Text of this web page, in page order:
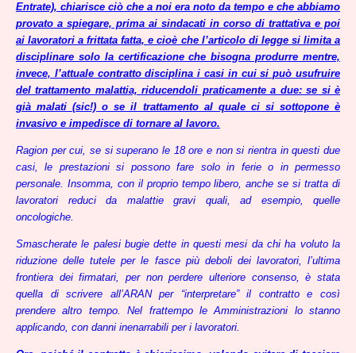
Entrate), chiarisce ciò che a noi era noto da tempo e che abbiamo
provato a spiegare, prima ai sindacati in corso di trattativa e poi
ai lavoratori a frittata fatta, e cioè che l’articolo di legge si limita a
disciplinare solo la certificazione che bisogna produrre mentre,
invece, l’attuale contratto disciplina i casi in cui si può usufruire
del trattamento malattia, riducendoli praticamente a due: se si è
già malati (sic!) o se il trattamento al quale ci si sottopone è
invasivo e impedisce di tornare al lavoro.
Ragion per cui, se si superano le 18 ore e non si rientra in questi due
casi, le prestazioni si possono fare solo in ferie o in permesso
personale. Insomma, con il proprio tempo libero, anche se si tratta di
lavoratori reduci da malattie gravi quali, ad esempio, quelle
oncologiche.
Smascherate le palesi bugie dette in questi mesi da chi ha voluto la
riduzione delle tutele per le fasce più deboli dei lavoratori, l’ultima
frontiera dei firmatari, per non perdere ulteriore consenso, è stata
quella di scrivere all’ARAN per “interpretare” il contratto e così
prendere altro tempo. Nel frattempo le Amministrazioni lo stanno
applicando, con danni inenarrabili per i lavoratori.